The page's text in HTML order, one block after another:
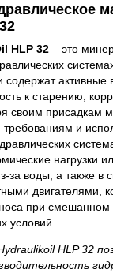
HLP 32 – это
активные
к старению,
своим присадкам
и
нагрузки
за воды, а также в
двигателями,
при смешанном
условий.
HLP 32